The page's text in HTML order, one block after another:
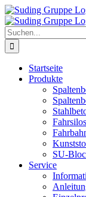
Zum
Inhalt
springen
Suche
nach:
Startseite
Produkte
Fahrsilos
SU-
Service